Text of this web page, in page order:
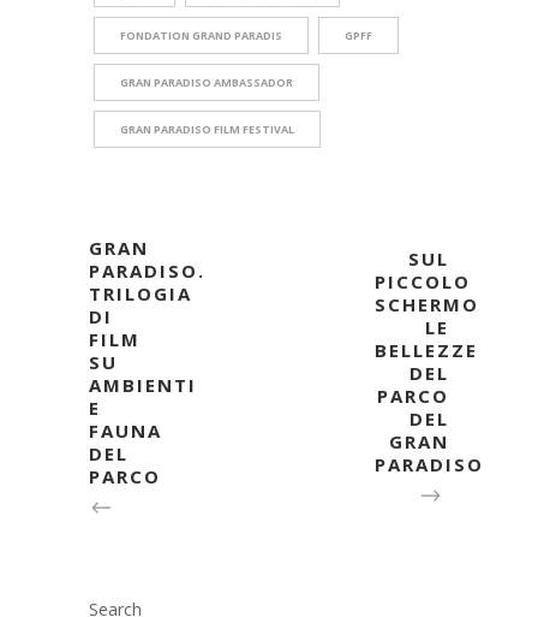
FONDATION GRAND PARADIS GPFF
GRAN PARADISO AMBASSADOR
GRAN PARADISO FILM FESTIVAL
GRAN
PARADISO.
TRILOGIA
DI
FILM
SU
AMBIENTI
E
FAUNA
DEL
PARCO
SUL
PICCOLO
SCHERMO
LE
BELLEZZE
DEL
PARCO
DEL
GRAN
PARADISO
Search